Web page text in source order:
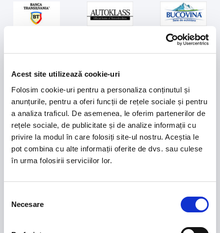
Acest site utilizează cookie-uri
Folosim cookie-uri pentru a personaliza conținutul și
anunțurile, pentru a oferi funcții de rețele sociale și pentru
a analiza traficul. De asemenea, le oferim partenerilor de
rețele sociale, de publicitate și de analize informații cu
privire la modul în care folosiți site-ul nostru. Aceștia le
pot combina cu alte informații oferite de dvs. sau culese
în urma folosirii serviciilor lor.
consimțământului
Necesare
Sponsors Romania U21